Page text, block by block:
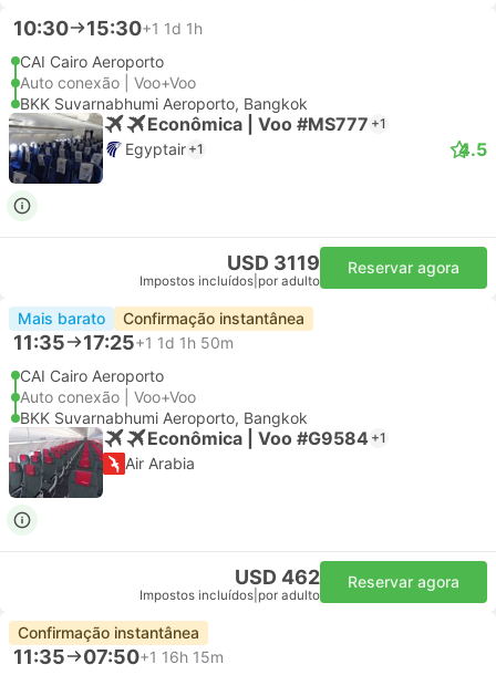
10:30 15:30+1 1d 1h
CAI Cairo Aeroporto
Auto conexão | Voo+Voo
BKK Suvarnabhumi Aeroporto, Bangkok
Econômica | Voo #MS777 +1
Egyptair +1 4.5
USD 3119
Impostos incluídos por adulto
Reservar agora
Mais barato Confirmação instantânea
11:35 17:25+1 1d 1h 50m
CAI Cairo Aeroporto
Auto conexão | Voo+Voo
BKK Suvarnabhumi Aeroporto, Bangkok
Econômica | Voo #G9584 +1
Air Arabia
USD 462
Impostos incluídos por adulto
Reservar agora
Confirmação instantânea
11:35 07:50+1 16h 15m